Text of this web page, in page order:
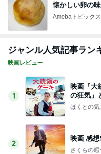
懐かしい卵の
Amebaトピックス
ジャンル人気記事ラン
映画レビュー
1
映画『大
の狂気」
ほくとの
2
映画 感想
さくらの